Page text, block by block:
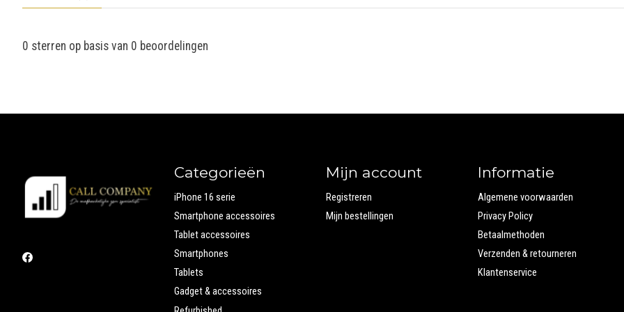
0 sterren op basis van 0 beoordelingen
Categorieën
iPhone 16 serie
Smartphone accessoires
Tablet accessoires
Smartphones
Tablets
Gadget & accessoires
Mijn account
Registreren
Mijn bestellingen
Informatie
Algemene voorwaarden
Privacy Policy
Betaalmethoden
Verzenden & retourneren
Klantenservice